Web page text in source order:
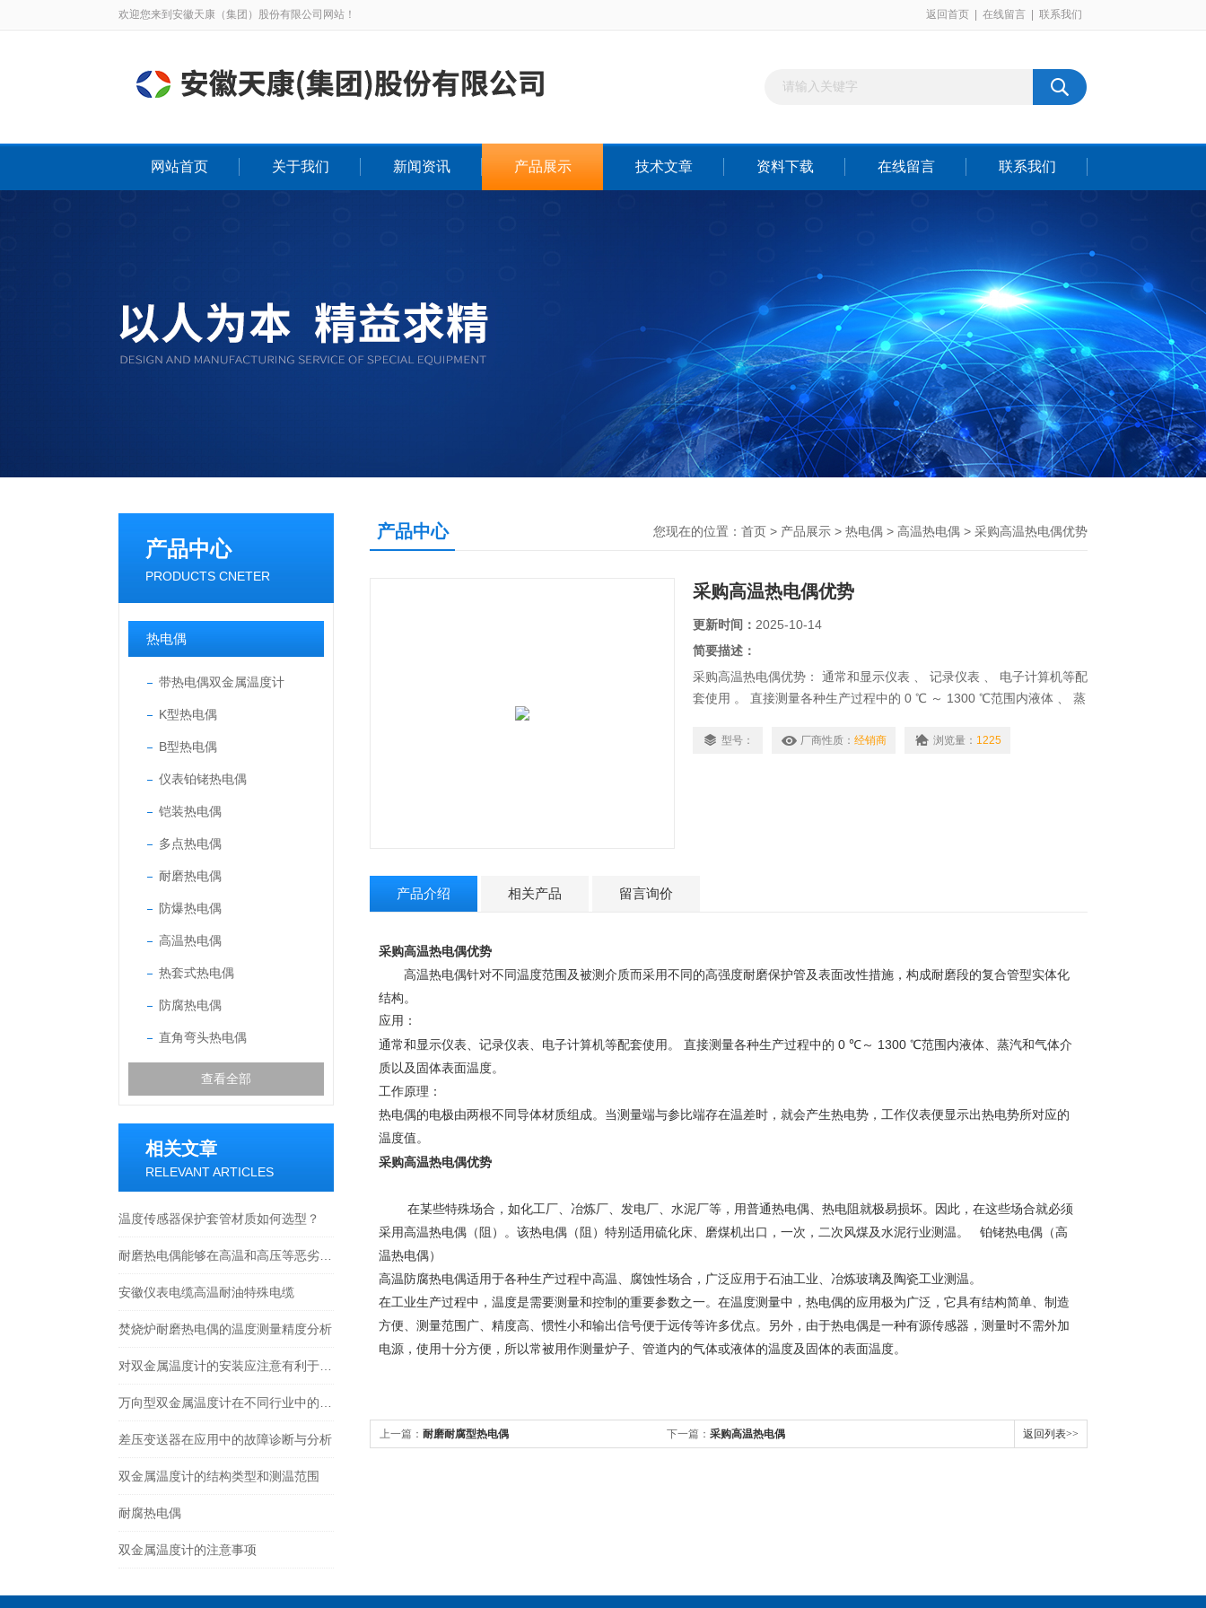
欢迎您来到安徽天康（集团）股份有限公司网站！ 返回首页 在线留言 联系我们
网站首页 关于我们 新闻资讯 产品展示 技术文章 资料下载 在线留言 联系我们
产品中心
PRODUCTS CNETER
热电偶
带热电偶双金属温度计
K型热电偶
B型热电偶
仪表铂铑热电偶
铠装热电偶
多点热电偶
耐磨热电偶
防爆热电偶
高温热电偶
热套式热电偶
防腐热电偶
直角弯头热电偶
查看全部
相关文章
RELEVANT ARTICLES
温度传感器保护套管材质如何选型？
安徽仪表电缆高温耐油特殊电缆
焚烧炉耐磨热电偶的温度测量精度分析
差压变送器在应用中的故障诊断与分析
双金属温度计的结构类型和测温范围
耐腐热电偶
双金属温度计的注意事项
产品中心 您现在的位置： 首页 > 产品展示 > 热电偶 > 高温热电偶 > 采购高温热电偶优势
采购高温热电偶优势
更新时间： 2025-10-14
简要描述：
采购高温热电偶优势： 通常和显示仪表 、 记录仪表 、 电子计算机等配
套使用 。 直接测量各种生产过程中的 0 ℃ ～ 1300 ℃范围内液体 、 蒸
型号： 厂商性质： 经销商 浏览量： 1225
产品介绍 相关产品 留言询价
采购高温热电偶优势
高温热电偶针对不同温度范围及被测介质而采用不同的高强度耐磨保护管及表面改性措施，构成耐磨段的复合管型实体化
结构。
应用：
通常和显示仪表、 记录仪表、 电子计算机等配套使用 。 直接测量各种生产过程中的 0 ℃ ～ 1300 ℃范围内液体、 蒸汽和气体介
质以及固体表面温度。
工作原理：
热电偶的电极由两根不同导体材质组成。 当测量端与参 比端存在温差时 ， 就会产生热电势 ， 工作仪表便显示出热电势所对应的
温度值。
采购高温热电偶优势
在某些特殊场合，如化工厂、冶炼厂、发电厂、水泥厂等，用普通热电偶、热电阻就极易损坏。因此，在这些场合就必须
采用高温热电偶（阻）。该热电偶（阻）特别适用硫化床、磨煤机出口，一次，二次风煤及水泥行业测温。 铂铑热电偶（高
温热电偶）
高温防腐热电偶适用于各种生产过程中高温、腐蚀性场合，广泛应用于石油工业、冶炼玻璃及陶瓷工业测温。
在工业生产过程中，温度是需要测量和控制的重要参数之一。在温度测量中，热电偶的应用极为广泛，它具有结构简单、制造
方便、测量范围广、精度高、惯性小和输出信号便于远传等许多优点。另外，由于热电偶是一种有源传感器，测量时不需外加
电源，使用十分方便，所以常被用作测量炉子、管道内的气体或液体的温度及固体的表面温度。
上一篇： 耐磨耐腐型热电偶 下一篇： 采购高温热电偶 返回列表>>